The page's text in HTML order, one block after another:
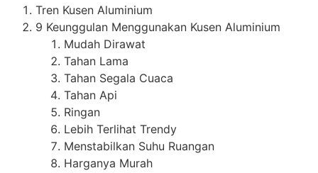
Tren Kusen Aluminium
9 Keunggulan Menggunakan Kusen Aluminium
Mudah Dirawat
Tahan Lama
Tahan Segala Cuaca
Tahan Api
Ringan
Lebih Terlihat Trendy
Menstabilkan Suhu Ruangan
Harganya Murah